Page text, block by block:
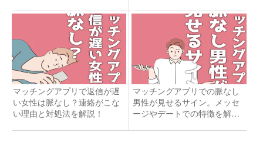
マッチングアプリで返信が遅
い女性は脈なし？連絡がこな
い理由と対処法を解説！
マッチングアプリでの脈なし
男性が見せるサイン。メッセ
ージやデートでの特徴を解